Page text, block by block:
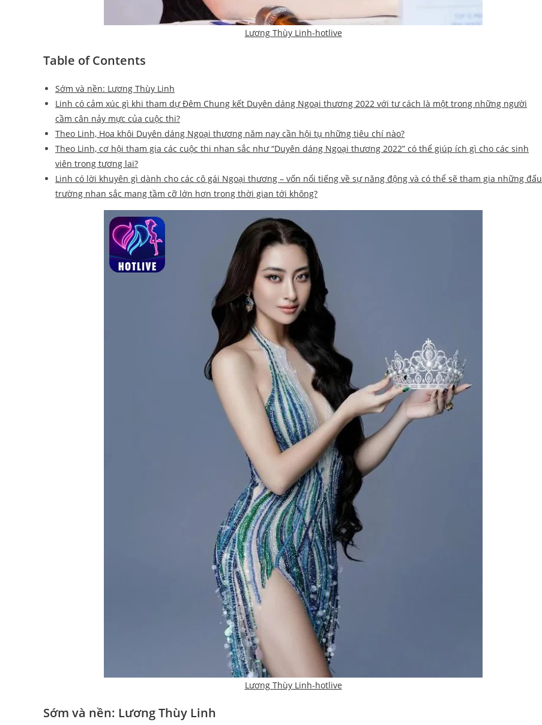
Lương Thùy Linh-hotlive
Table of Contents
Sớm và nền: Lương Thùy Linh
Linh có cảm xúc gì khi tham dự Đêm Chung kết Duyên dáng Ngoại thương 2022 với tư cách là một trong những người
cầm cân nảy mực của cuộc thi?
Theo Linh, Hoa khôi Duyên dáng Ngoại thương năm nay cần hội tụ những tiêu chí nào?
Theo Linh, cơ hội tham gia các cuộc thi nhan sắc như “Duyên dáng Ngoại thương 2022” có thể giúp ích gì cho các sinh
viên trong tương lai?
Linh có lời khuyên gì dành cho các cô gái Ngoại thương – vốn nổi tiếng về sự năng động và có thể sẽ tham gia những đấu
trường nhan sắc mang tầm cỡ lớn hơn trong thời gian tới không?
Lương Thùy Linh-hotlive
Sớm và nền: Lương Thùy Linh